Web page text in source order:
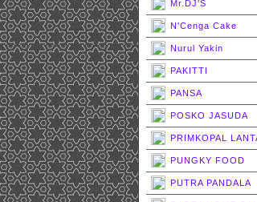
Mr.DJ'S
N'Cenga Cake
Nurul Yakin
PAKITTI
PANSA
POSKO JASUDA
PRIMKOPAL
PUNGKY FOOD
PUTRA PANDALA